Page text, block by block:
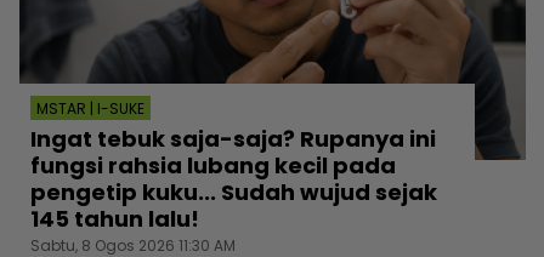
MSTAR | I-SUKE
Ingat tebuk saja-saja? Rupanya ini
fungsi rahsia lubang kecil pada
pengetip kuku... Sudah wujud sejak
145 tahun lalu!
Sabtu, 8 Ogos 2026 11:30 AM